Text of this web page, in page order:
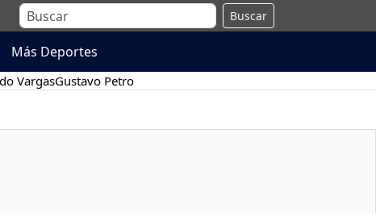
Buscar
Más Deportes
VargasGustavo Petro